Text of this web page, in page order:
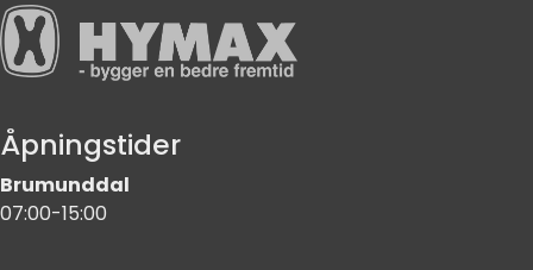
Åpningstider
Brumunddal
07:00-15:00